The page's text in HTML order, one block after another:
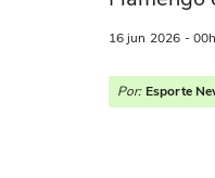
16 jun 2026 -
Por: Esporte